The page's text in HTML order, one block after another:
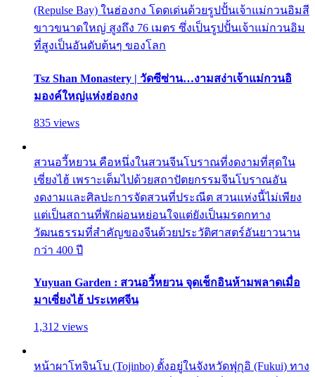
(Repulse Bay) ในฮ่องกง โดดเด่นด้วยรูปปั้นเจ้าแม่กวนอิมสี
ขาวขนาดใหญ่ สูงถึง 76 เมตร ซึ่งเป็นรูปปั้นเจ้าแม่กวนอิม
ที่สูงเป็นอันดับต้นๆ ของโลก
Tsz Shan Monastery | วัดซีซ่าน…งามสง่าเจ้าแม่กวนอิ
มองค์ใหญ่แห่งฮ่องกง
835 views
สวนอวี้หยวน คือหนึ่งในสวนจีนโบราณที่งดงามที่สุดใน
เซี่ยงไฮ้ เพราะเต็มไปด้วยสถาปัตยกรรมจีนโบราณอัน
งดงามและศิลปะการจัดสวนที่ประณีต สวนแห่งนี้ไม่เพียง
แต่เป็นสถานที่พักผ่อนหย่อนใจแต่ยังเป็นมรดกทาง
วัฒนธรรมที่สำคัญของจีนด้วยประวัติศาสตร์อันยาวนาน
กว่า 400 ปี
Yuyuan Garden : สวนอวี้หยวน จุดเช็กอินห้ามพลาดเมื่อ
มาเซี่ยงไฮ้ ประเทศจีน
1,312 views
หน้าผาโทจินโบ (Tojinbo) ตั้งอยู่ในจังหวัดฟุกุอิ (Fukui) ทาง